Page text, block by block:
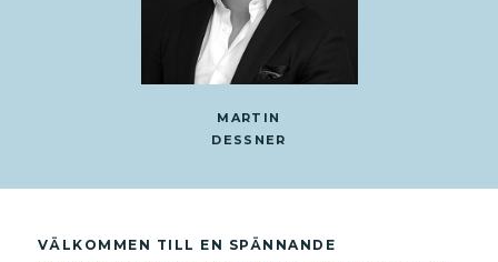
VÄLKOMMEN TILL EN SPÄNNANDE
MARTIN
DESSNER